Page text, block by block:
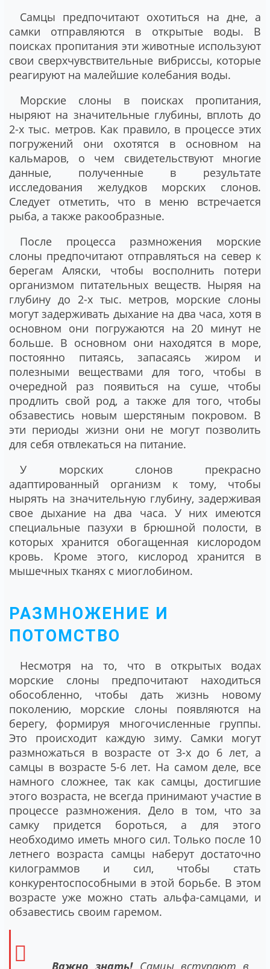
Самцы предпочитают охотиться на дне, а
самки отправляются в открытые воды. В
поисках пропитания эти животные используют
свои сверхчувствительные вибриссы, которые
реагируют на малейшие колебания воды.
Морские слоны в поисках пропитания,
ныряют на значительные глубины, вплоть до
2-х тыс. метров. Как правило, в процессе этих
погружений они охотятся в основном на
кальмаров, о чем свидетельствуют многие
данные, полученные в результате
исследования желудков морских слонов.
Следует отметить, что в меню встречается
рыба, а также ракообразные.
После процесса размножения морские
слоны предпочитают отправляться на север к
берегам Аляски, чтобы восполнить потери
организмом питательных веществ. Ныряя на
глубину до 2-х тыс. метров, морские слоны
могут задерживать дыхание на два часа, хотя в
основном они погружаются на 20 минут не
больше. В основном они находятся в море,
постоянно питаясь, запасаясь жиром и
полезными веществами для того, чтобы в
очередной раз появиться на суше, чтобы
продлить свой род, а также для того, чтобы
обзавестись новым шерстяным покровом. В
эти периоды жизни они не могут позволить
для себя отвлекаться на питание.
У морских слонов прекрасно
адаптированный организм к тому, чтобы
нырять на значительную глубину, задерживая
свое дыхание на два часа. У них имеются
специальные пазухи в брюшной полости, в
которых хранится обогащенная кислородом
кровь. Кроме этого, кислород хранится в
мышечных тканях с миоглобином.
РАЗМНОЖЕНИЕ И
ПОТОМСТВО
Несмотря на то, что в открытых водах
морские слоны предпочитают находиться
обособленно, чтобы дать жизнь новому
поколению, морские слоны появляются на
берегу, формируя многочисленные группы.
Это происходит каждую зиму. Самки могут
размножаться в возрасте от 3-х до 6 лет, а
самцы в возрасте 5-6 лет. На самом деле, все
намного сложнее, так как самцы, достигшие
этого возраста, не всегда принимают участие в
процессе размножения. Дело в том, что за
самку придется бороться, а для этого
необходимо иметь много сил. Только после 10
летнего возраста самцы наберут достаточно
килограммов и сил, чтобы стать
конкурентоспособными в этой борьбе. В этом
возрасте уже можно стать альфа-самцами, и
обзавестись своим гаремом.
Важно знать!Самцы вступают в